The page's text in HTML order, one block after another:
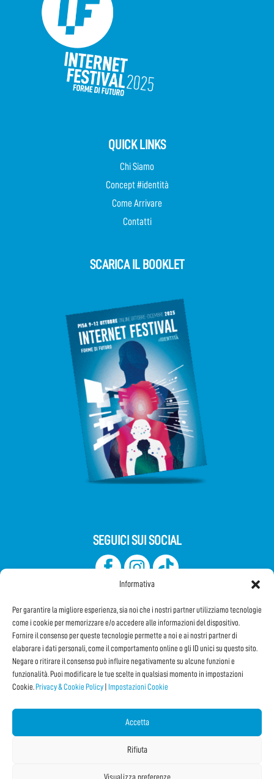
Informativa
Per garantire la migliore esperienza, sia noi che i nostri partner utilizziamo tecnologie
come i cookie per memorizzare e/o accedere alle informazioni del dispositivo.
Fornire il consenso per queste tecnologie permette a noi e ai nostri partner di
elaborare i dati personali, come il comportamento online o gli ID unici su questo sito.
Negare o ritirare il consenso può influire negativamente su alcune funzioni e
funzionalità. Puoi modificare le tue scelte in qualsiasi momento in impostazioni
Cookie. Privacy & Cookie Policy Impostazioni Cookie
Accetta
Rifiuta
Visualizza preferenze
QUICK LINKS
Chi Siamo
Concept #identità
Come Arrivare
Contatti
SCARICA IL BOOKLET
SEGUICI SUI SOCIAL
Iscriviti alla Newsletter
CONDIVIDI QUESTA PAGINA!
Facebook